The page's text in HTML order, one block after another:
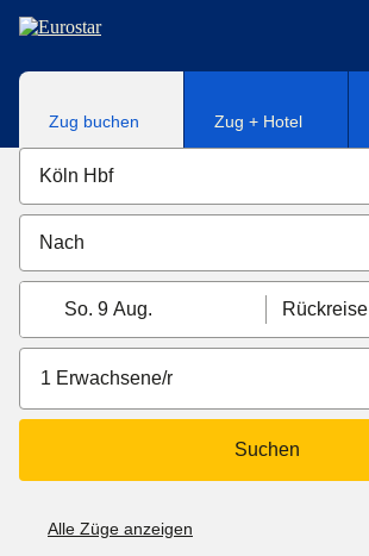
Direkt zum Hauptinhalt
Zug buchen Zug + Hotel
So. 9 Aug. Rückreise
1 Erwachsene/r
Suchen
Alle Züge anzeigen